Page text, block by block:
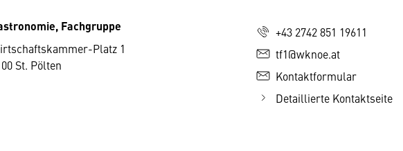
Fachgruppe
Platz 1
St. Pölten
+43 2742 851 19611
tf1@wknoe.at
Kontaktformular
Detaillierte Kontaktseite